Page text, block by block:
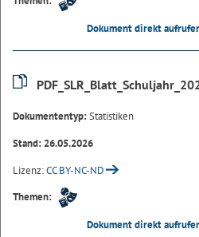
Dokument direkt
Dokumententyp:Statistiken
Stand: 26.05.2026
Lizenz:CC BY-NC-ND
Themen:
Dokument direkt